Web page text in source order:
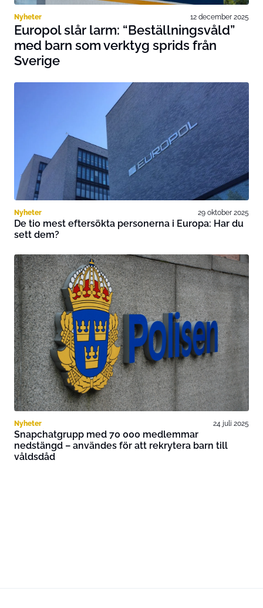
Nyheter 12 december 2025
Europol slår larm: “Beställningsvåld”
med barn som verktyg sprids från
Sverige
Nyheter 29 oktober 2025
De tio mest eftersökta personerna i Europa: Har du
sett dem?
Nyheter 24 juli 2025
Snapchatgrupp med 70 000 medlemmar
nedstängd – användes för att rekrytera barn till
våldsdåd